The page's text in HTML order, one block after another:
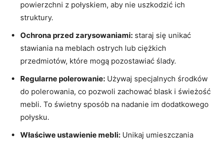
powierzchni z ⁤połyskiem, aby nie uszkodzić​ ich
struktury.
Ochrona przed zarysowaniami: staraj⁢ się ⁤unikać⁤
stawiania na ⁢meblach ostrych lub ‍ciężkich
przedmiotów, które ⁣mogą pozostawiać ślady.
Regularne⁤ polerowanie: Używaj specjalnych środków
do polerowania, co‌ pozwoli ‍zachować⁢ blask i ⁢świeżość
mebli. ‍To świetny sposób na nadanie im dodatkowego ​
połysku.
Właściwe ustawienie mebli: ‍Unikaj umieszczania